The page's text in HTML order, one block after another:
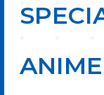
ANIME